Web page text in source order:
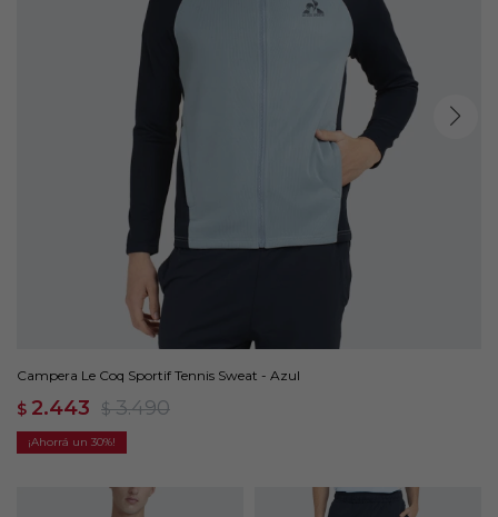
Campera Le Coq Sportif Tennis Sweat - Azul
$ 2.443 $ 3.490
30